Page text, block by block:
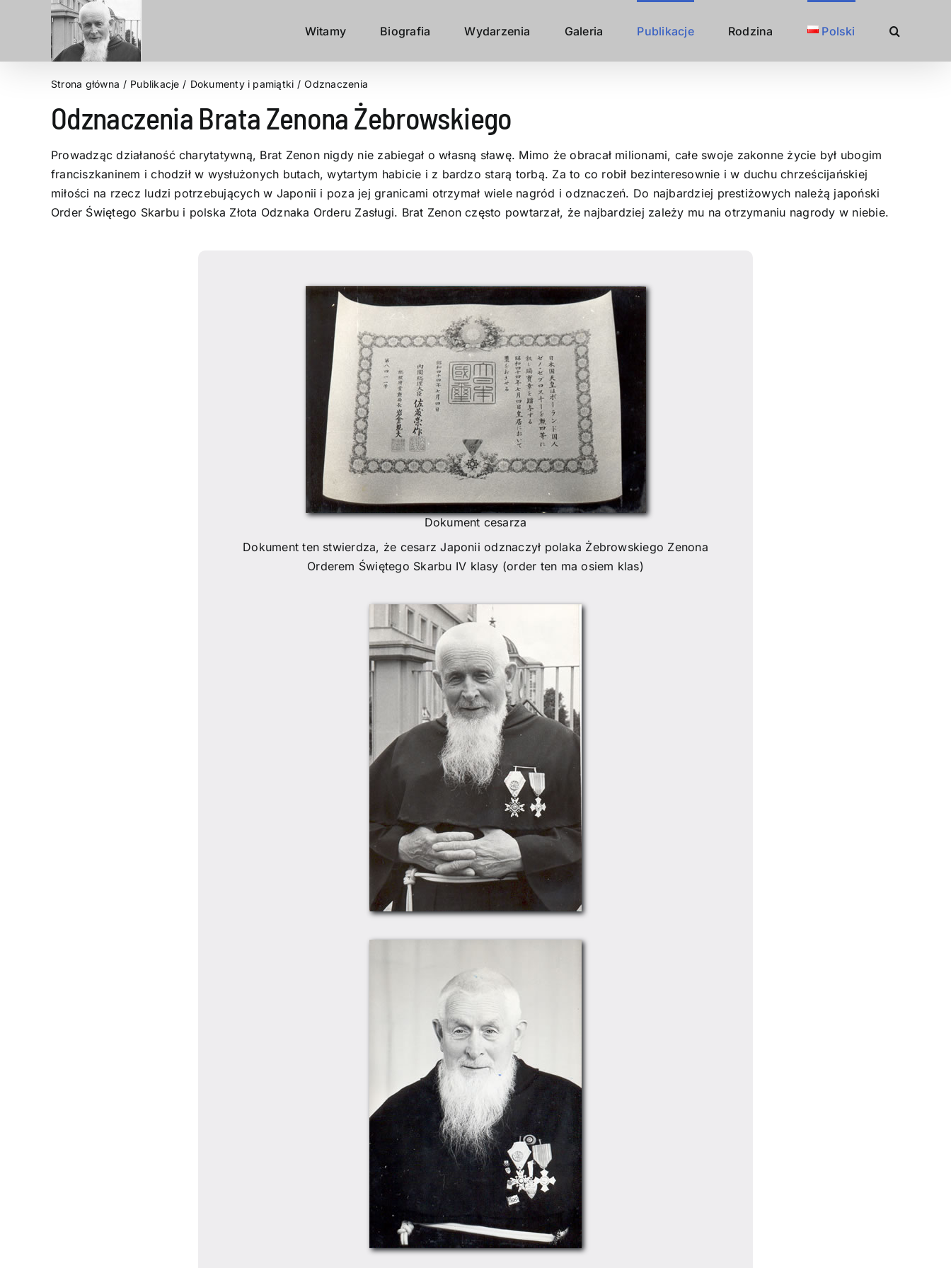
zawartości
Witamy Biografia Wydarzenia Galeria Publikacje Rodzina Polski
Strona główna Publikacje Dokumenty i pamiątki Odznaczenia
Odznaczenia Brata Zenona Żebrowskiego
Prowadząc działaność charytatywną, Brat Zenon nigdy nie zabiegał o własną sławę. Mimo że obracał milionami, całe swoje zakonne życie był ubogim
franciszkaninem i chodził w wysłużonych butach, wytartym habicie i z bardzo starą torbą. Za to co robił bezinteresownie i w duchu chrześcijańskiej
miłości na rzecz ludzi potrzebujących w Japonii i poza jej granicami otrzymał wiele nagród i odznaczeń. Do najbardziej prestiżowych należą japoński
Order Świętego Skarbu i polska Złota Odznaka Orderu Zasługi. Brat Zenon często powtarzał, że najbardziej zależy mu na otrzymaniu nagrody w niebie.
Dokument cesarza
Dokument ten stwierdza, że cesarz Japonii odznaczył polaka Żebrowskiego Zenona
Orderem Świętego Skarbu IV klasy (order ten ma osiem klas)